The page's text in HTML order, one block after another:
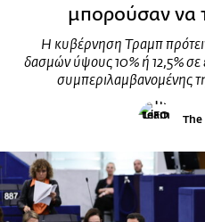
μπορούσαν να
Η κυβέρνηση Τραμπ
δασμών ύψους 10% ή 12,5% σε
συμπεριλαμβανομένης